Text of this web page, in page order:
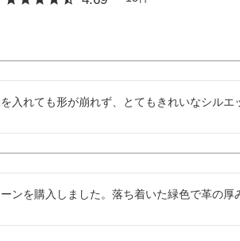
入れても形が崩れず、とてもきれいなシルエ
ンを購入しました。落ち着いた緑色で革の